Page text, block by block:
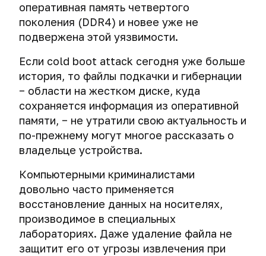
оперативная память четвертого
поколения (DDR4) и новее уже не
подвержена этой уязвимости.
Если cold boot attack сегодня уже больше
история, то файлы подкачки и гибернации
− области на жестком диске, куда
сохраняется информация из оперативной
памяти, − не утратили свою актуальность и
по-прежнему могут многое рассказать о
владельце устройства.
Компьютерными криминалистами
довольно часто применяется
восстановление данных на носителях,
производимое в специальных
лабораториях. Даже удаление файла не
защитит его от угрозы извлечения при